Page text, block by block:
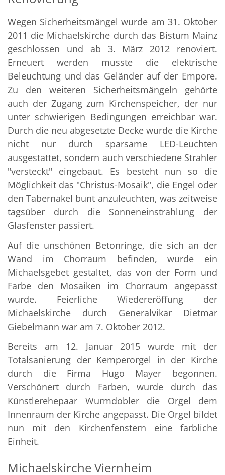
Wegen Sicherheitsmängel wurde am 31. Oktober
2011 die Michaelskirche durch das Bistum Mainz
geschlossen und ab 3. März 2012 renoviert.
Erneuert werden musste die elektrische
Beleuchtung und das Geländer auf der Empore.
Zu den weiteren Sicherheitsmängeln gehörte
auch der Zugang zum Kirchenspeicher, der nur
unter schwierigen Bedingungen erreichbar war.
Durch die neu abgesetzte Decke wurde die Kirche
nicht nur durch sparsame LED-Leuchten
ausgestattet, sondern auch verschiedene Strahler
"versteckt" eingebaut. Es besteht nun so die
Möglichkeit das "Christus-Mosaik", die Engel oder
den Tabernakel bunt anzuleuchten, was zeitweise
tagsüber durch die Sonneneinstrahlung der
Glasfenster passiert.
Auf die unschönen Betonringe, die sich an der
Wand im Chorraum befinden, wurde ein
Michaelsgebet gestaltet, das von der Form und
Farbe den Mosaiken im Chorraum angepasst
wurde. Feierliche Wiedereröffung der
Michaelskirche durch Generalvikar Dietmar
Giebelmann war am 7. Oktober 2012.
Bereits am 12. Januar 2015 wurde mit der
Totalsanierung der Kemperorgel in der Kirche
durch die Firma Hugo Mayer begonnen.
Verschönert durch Farben, wurde durch das
Künstlerehepaar Wurmdobler die Orgel dem
Innenraum der Kirche angepasst. Die Orgel bildet
nun mit den Kirchenfenstern eine farbliche
Einheit.
Michaelskirche Viernheim